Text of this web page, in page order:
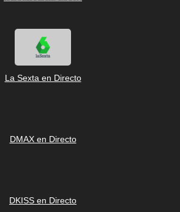
La Sexta en Directo
DMAX en Directo
DKISS en Directo